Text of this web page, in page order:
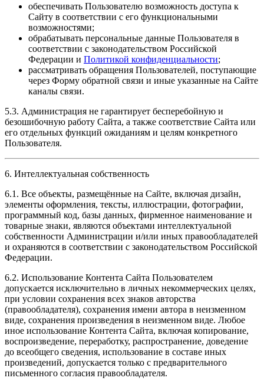
обеспечивать Пользователю возможность доступа к
Сайту в соответствии с его функциональными
возможностями;
обрабатывать персональные данные Пользователя в
соответствии с законодательством Российской
Федерации и Политикой конфиденциальности;
рассматривать обращения Пользователей, поступающие
через Форму обратной связи и иные указанные на Сайте
каналы связи.
5.3. Администрация не гарантирует бесперебойную и
безошибочную работу Сайта, а также соответствие Сайта или
его отдельных функций ожиданиям и целям конкретного
Пользователя.
6. Интеллектуальная собственность
6.1. Все объекты, размещённые на Сайте, включая дизайн,
элементы оформления, тексты, иллюстрации, фотографии,
программный код, базы данных, фирменное наименование и
товарные знаки, являются объектами интеллектуальной
собственности Администрации и/или иных правообладателей
и охраняются в соответствии с законодательством Российской
Федерации.
6.2. Использование Контента Сайта Пользователем
допускается исключительно в личных некоммерческих целях,
при условии сохранения всех знаков авторства
(правообладателя), сохранения имени автора в неизменном
виде, сохранения произведения в неизменном виде. Любое
иное использование Контента Сайта, включая копирование,
воспроизведение, переработку, распространение, доведение
до всеобщего сведения, использование в составе иных
произведений, допускается только с предварительного
письменного согласия правообладателя.